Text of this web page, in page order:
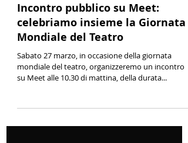
16 mar 2021
Incontro pubblico su Meet:
celebriamo insieme la Giornata
Mondiale del Teatro
Sabato 27 marzo, in occasione della giornata
su Meet alle 10.30 di mattina, della durata...